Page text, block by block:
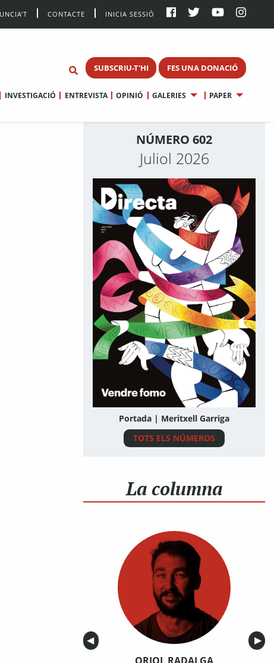
CONTACTE INICIA SESSIÓ
SUBSCRIU-T'HI FES UNA DONACIÓ
INVESTIGACIÓ ENTREVISTA OPINIÓ GALERIES PAPER
NÚMERO 602
Juliol 2026
Portada | Meritxell Garriga
TOTS ELS NÚMEROS
La columna
Anterior
◀︎ ▶︎